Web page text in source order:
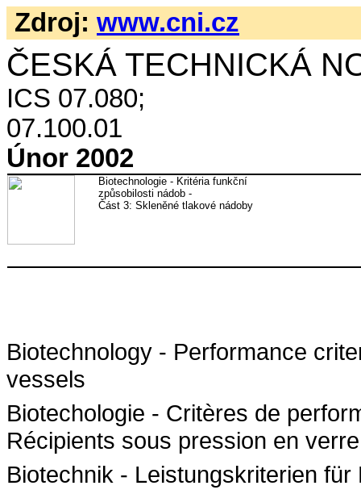
Zdroj: www.cni.cz
ČESKÁ TECHNICKÁ
ICS 07.080;
07.100.01
Únor 2002
Biotechnologie - Kritéria funkční
způsobilosti nádob -
Část 3: Skleněné tlakové nádoby
Biotechnology - Performance
vessels
Biotechologie - Critères de
Récipients sous pression en verre
Biotechnik - Leistungskriterien